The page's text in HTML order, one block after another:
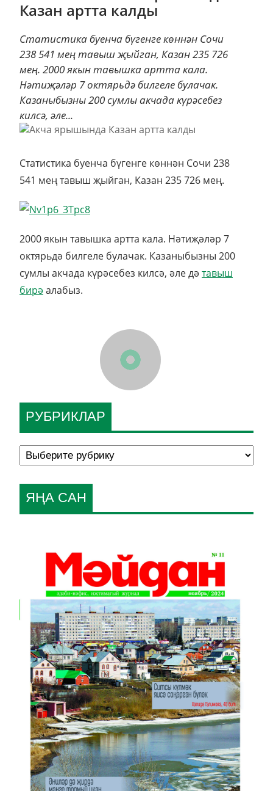
Казан артта калды
Статистика буенча бүгенге көннән Сочи
238 541 мең тавыш җыйган, Казан 235 726
мең. 2000 якын тавышка артта кала.
Нәтиҗәләр 7 октярьдә билгеле булачак.
Казаныбызны 200 сумлы акчада күрәсебез
килсә, әле...
Статистика буенча бүгенге көннән Сочи 238
541 мең тавыш җыйган, Казан 235 726 мең.
2000 якын тавышка артта кала. Нәтиҗәләр 7
октярьдә билгеле булачак. Казаныбызны 200
сумлы акчада күрәсебез килсә, әле дә тавыш
бирә алабыз.
РУБРИКЛАР
ЯҢА САН